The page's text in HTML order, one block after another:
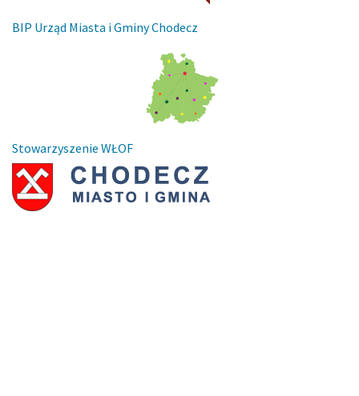
BIP Urząd Miasta i Gminy Chodecz
Stowarzyszenie WŁOF